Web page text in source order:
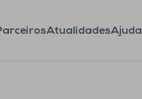
AtualidadesAjuda